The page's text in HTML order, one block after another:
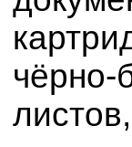
чёрно-